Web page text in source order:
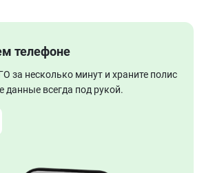
телефоне
за несколько минут и храните полис
данные всегда под рукой.